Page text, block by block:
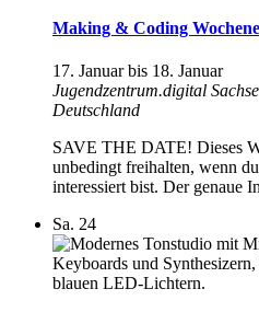
Making & Coding
17. Januarbis 18. Januar
Jugendzentrum.digital
Deutschland
SAVE THE DATE! Dieses
unbedingt freihalten, wenn
interessiert bist. Der genaue
Sa. 24